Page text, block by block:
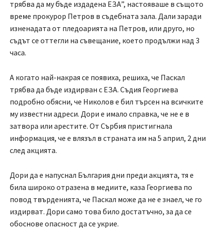
трябва да му бъде издадена ЕЗА”, настояваше в същото
време прокурор Петров в съдебната зала. Дали заради
изненадата от пледоарията на Петров, или друго, но
съдът се оттегли на съвещание, което продължи над 3
часа.
А когато най-накрая се появиха, решиха, че Паскал
трябва да бъде издирван с ЕЗА. Съдия Георгиева
подробно обясни, че Николов е бил търсен на всичките
му известни адреси. Дори е имало справка, че не е в
затвора или арестите. От Сърбия пристигнала
информация, че е влязъл в страната им на 5 април, 2 дни
след акцията.
Дори да е напуснал България дни преди акцията, тя е
била широко отразена в медиите, каза Георгиева по
повод твърденията, че Паскал може да не е знаел, че го
издирват. Дори само това било достатъчно, за да се
обоснове опасност да се укрие.